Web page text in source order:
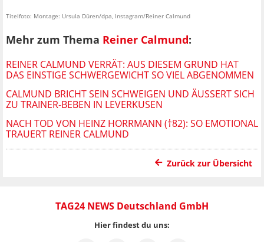
Titelfoto: Montage: Ursula Düren/dpa, Instagram/Reiner Calmund
Mehr zum Thema Reiner Calmund:
REINER CALMUND VERRÄT: AUS DIESEM GRUND HAT
DAS EINSTIGE SCHWERGEWICHT SO VIEL ABGENOMMEN
CALMUND BRICHT SEIN SCHWEIGEN UND ÄUSSERT SICH Z
U TRAINER-BEBEN IN LEVERKUSEN
NACH TOD VON HEINZ HORRMANN (†82): SO EMOTIONAL
TRAUERT REINER CALMUND
Zurück zur Übersicht
TAG24 NEWS Deutschland GmbH
Hier findest du uns: